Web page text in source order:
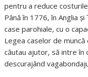
pentru a reduce
Până în 1776, în Anglia
case parohiale, cu o
Legea caselor de
căutau ajutor, să intre în
descurajând